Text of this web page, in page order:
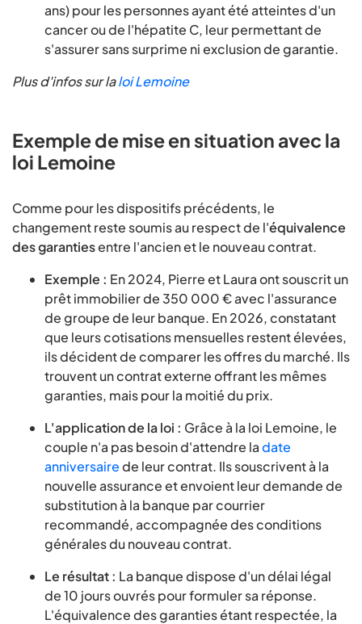
ans) pour les personnes ayant été atteintes d'un
cancer ou de l'hépatite C, leur permettant de
s'assurer sans surprime ni exclusion de garantie.
Plus d'infos sur laloi Lemoine
Exemple de mise en situation avec la
loi Lemoine
Comme pour les dispositifs précédents, le
changement reste soumis au respect de l'équivalence
des garantiesentre l'ancien et le nouveau contrat.
Exemple : En 2024, Pierre et Laura ont souscrit un
prêt immobilier de 350 000 € avec l'assurance
de groupe de leur banque. En 2026, constatant
que leurs cotisations mensuelles restent élevées,
ils décident de comparer les offres du marché. Ils
trouvent un contrat externe offrant les mêmes
garanties, mais pour la moitié du prix.
L'application de la loi : Grâce à la loi Lemoine, le
couple n'a pas besoin d'attendre ladate
anniversairede leur contrat. Ils souscrivent à la
nouvelle assurance et envoient leur demande de
substitution à la banque par courrier
recommandé, accompagnée des conditions
générales du nouveau contrat.
Le résultat : La banque dispose d'un délai légal
de 10 jours ouvrés pour formuler sa réponse.
L'équivalence des garanties étant respectée, la